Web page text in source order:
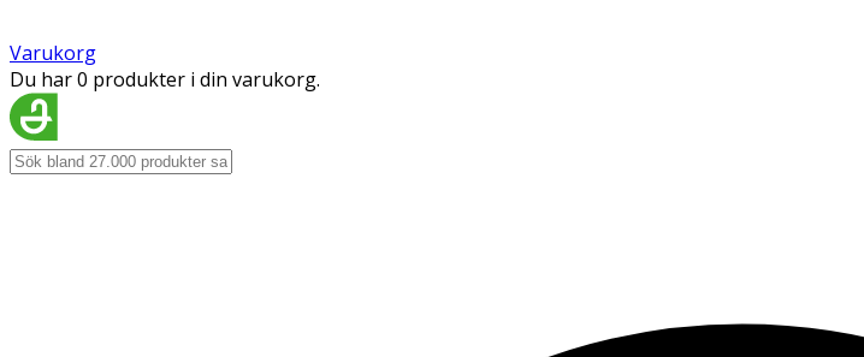
Varukorg
Du har 0 produkter i din varukorg.